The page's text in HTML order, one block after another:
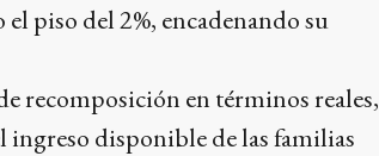
piso del 2%, encadenando su
recomposición en términos reales,
ingreso disponible de las familias